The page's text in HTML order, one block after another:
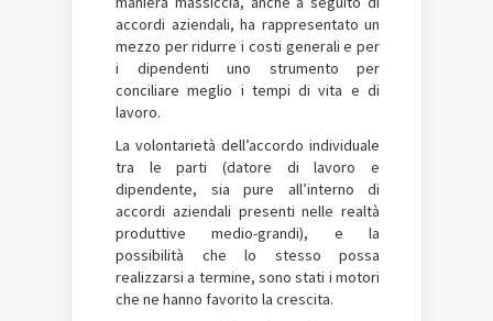
accordi aziendali, ha rappresentato un
mezzo per ridurre i costi generali e per
i dipendenti uno strumento per
conciliare meglio i tempi di vita e di
lavoro.
La volontarietà dell’accordo individuale
tra le parti (datore di lavoro e
dipendente, sia pure all’interno di
accordi aziendali presenti nelle realtà
produttive medio-grandi), e la
possibilità che lo stesso possa
realizzarsi a termine, sono stati i motori
che ne hanno favorito la crescita.